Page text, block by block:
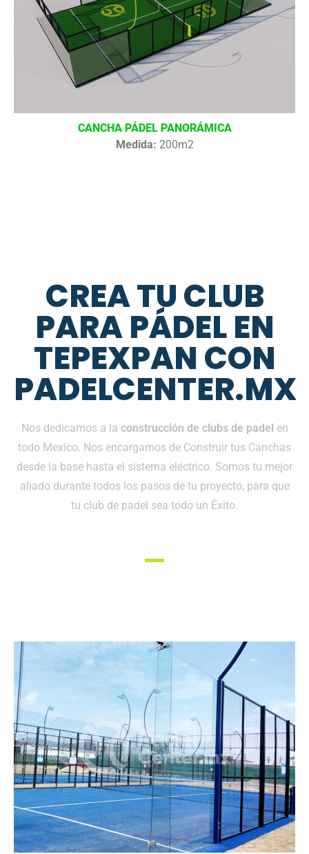
CANCHA PÁDEL PANORÁMICA
Medida: 200m2
CREA TU CLUB
PARA PÁDEL EN
TEPEXPAN CON
PADELCENTER.MX
Nos dedicamos a la construcción de clubs de padel en
todo Mexico. Nos encargamos de Construir tus Canchas
desde la base hasta el sistema eléctrico. Somos tu mejor
aliado durante todos los pasos de tu proyecto, para que
tu club de padel sea todo un Éxito.